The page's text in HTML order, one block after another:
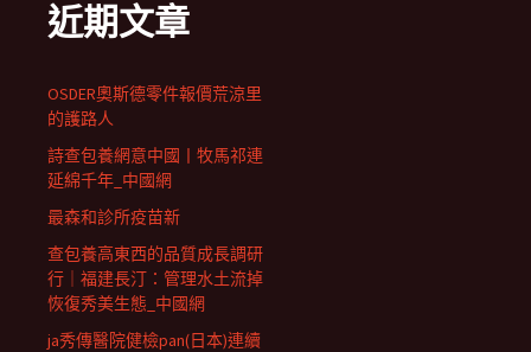
近期文章
OSDER奧斯德零件報價荒涼里
的護路人
詩查包養網意中國丨牧馬祁連
延綿千年_中國網
最森和診所疫苗新
查包養高東西的品質成長調研
行｜福建長汀：管理水土流掉
恢復秀美生態_中國網
ja秀傳醫院健檢pan(日本)連續